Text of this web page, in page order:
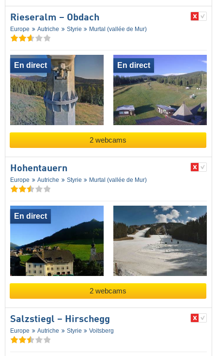
Rieseralm – Obdach
Europe Autriche Styrie Murtal (vallée de Mur)
En direct En direct
2 webcams
Hohentauern
Europe Autriche Styrie Murtal (vallée de Mur)
En direct
2 webcams
Salzstiegl – Hirschegg
Europe Autriche Styrie Voitsberg